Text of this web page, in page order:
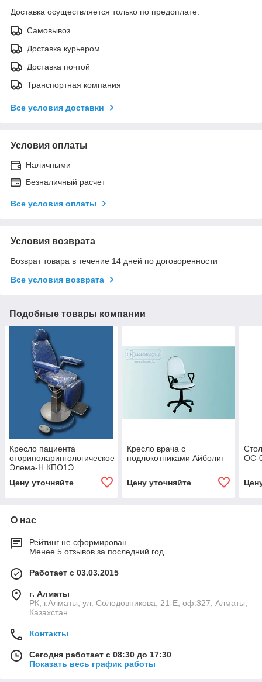
Доставка осуществляется только по предоплате.
Самовывоз
Доставка курьером
Доставка почтой
Транспортная компания
Все условия доставки
Условия оплаты
Наличными
Безналичный расчет
Все условия оплаты
Условия возврата
Возврат товара в течение 14 дней по договоренности
Все условия возврата
Подобные товары компании
Кресло пациента
оториноларингологическое
Элема-Н КПО1Э
Цену уточняйте
Кресло врача с
подлокотниками Айболит
Цену уточняйте
ОС-
О нас
Рейтинг не сформирован
Менее 5 отзывов за последний год
Работает с 03.03.2015
г. Алматы
РК, г.Алматы, ул. Солодовникова, 21-Е, оф.327, Алматы,
Казахстан
Контакты
Сегодня работает с 08:30 до 17:30
Показать весь график работы